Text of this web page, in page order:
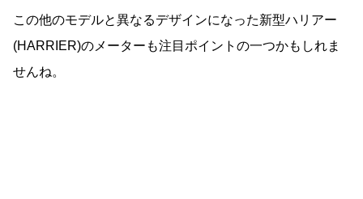
この他のモデルと異なるデザインになった新型ハリアー
(HARRIER)のメーターも注目ポイントの一つかもしれま
せんね。